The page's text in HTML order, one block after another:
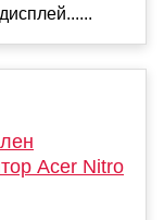
Acer Nitro